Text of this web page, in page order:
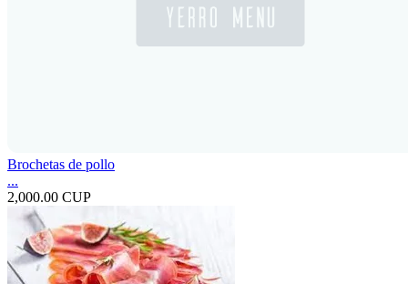
Brochetas de pollo
...
2,000.00 CUP